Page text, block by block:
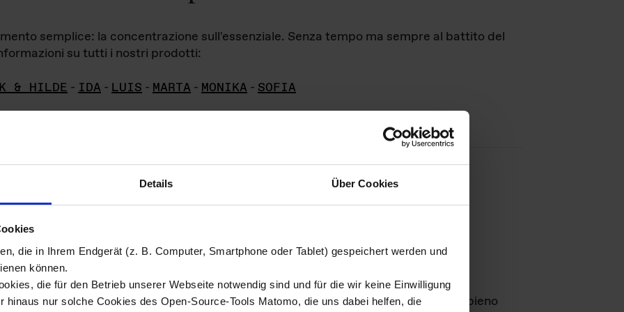
Details Über Cookies
die in Ihrem Endgerät (z. B. Computer, Smartphone oder Tablet) gespeichert werden und
können.
die für den Betrieb unserer Webseite notwendig sind und für die wir keine Einwilligung
hinaus nur solche Cookies des Open-Source-Tools Matomo, die uns dabei helfen, die
semplice: la concentrazione sull'essenziale. Senza tempo ma sempre al battito del
su tutti i nostri prodotti:
& HILDE - IDA - LUIS - MARTA - MONIKA - SOFIA
di immagini
materiale fotografico sono detenuti daDas ganze LebenGmbH e rimangono in pieno